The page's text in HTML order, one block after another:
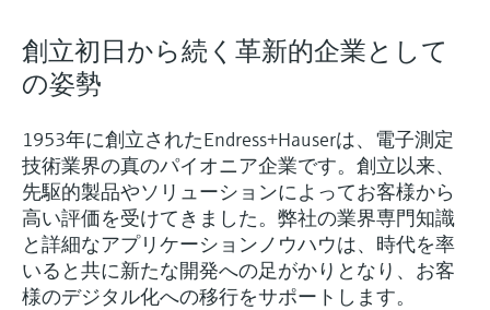
創立初日から続く革新的企業として
の姿勢
1953年に創立されたEndress+Hauserは、電子測定
技術業界の真のパイオニア企業です。創立以来、
先駆的製品やソリューションによってお客様から
高い評価を受けてきました。弊社の業界専門知識
と詳細なアプリケーションノウハウは、時代を率
いると共に新たな開発への足がかりとなり、お客
様のデジタル化への移行をサポートします。